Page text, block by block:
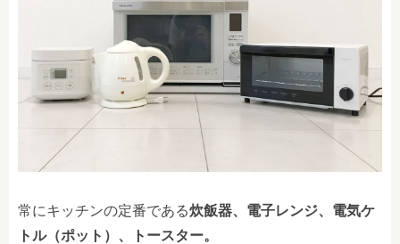
常にキッチンの定番である炊飯器、 電子レンジ、電気ケ
トル（ポット）、トースター。